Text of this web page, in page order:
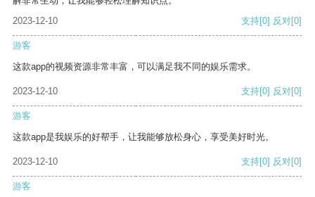
2023-12-10
支持[0] 反对[0]
游客
这款app的视频资源非常丰富，可以满足我不同的娱乐需求。
2023-12-10 支持[0] 反对[0]
游客
这款app是我娱乐的好帮手，让我能够放松身心，享受美好时光。
2023-12-10 支持[0] 反对[0]
游客